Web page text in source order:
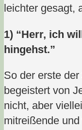
leichter gesagt,
1) “Herr, ich
hingehst.”
So der erste
begeistert von
nicht, aber
mitreißende